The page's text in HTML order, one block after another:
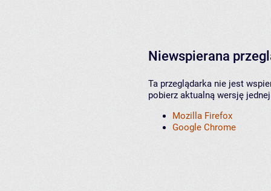
Niewspierana
Ta przeglądarka nie jest
pobierz aktualną wersję
Mozilla Firefox
Google Chrome